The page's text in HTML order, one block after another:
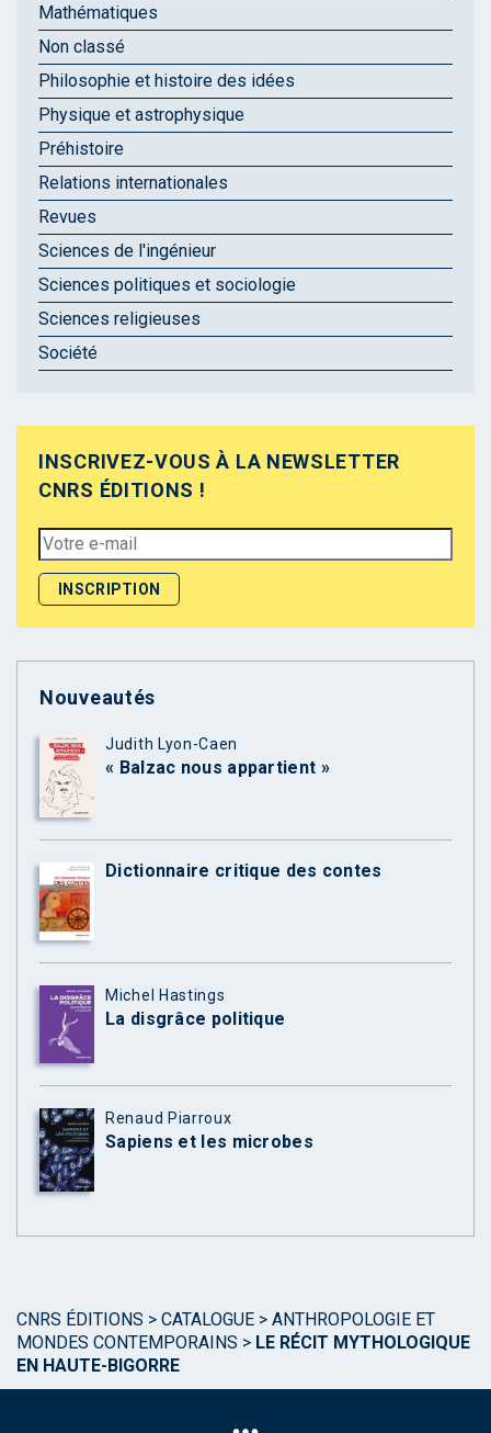
Mathématiques
Non classé
Philosophie et histoire des idées
Physique et astrophysique
Préhistoire
Relations internationales
Revues
Sciences de l'ingénieur
Sciences politiques et sociologie
Sciences religieuses
Société
INSCRIVEZ-VOUS À LA NEWSLETTER
CNRS ÉDITIONS !
Nouveautés
Judith Lyon-Caen
« Balzac nous appartient »
Dictionnaire critique des contes
Michel Hastings
La disgrâce politique
Renaud Piarroux
Sapiens et les microbes
CNRS ÉDITIONS > CATALOGUE > ANTHROPOLOGIE ET
MONDES CONTEMPORAINS > LE RÉCIT MYTHOLOGIQUE
EN HAUTE-BIGORRE